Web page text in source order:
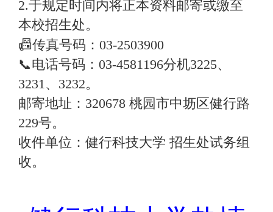
2.于规定时间内将正本资料邮寄或缴至
本校招生处。
📠传真号码：03-2503900
📞电话号码：03-4581196分机3225、
3231、3232。
邮寄地址：320678 桃园市中坜区健行路
229号。
收件单位：健行科技大学 招生处试务组
收。